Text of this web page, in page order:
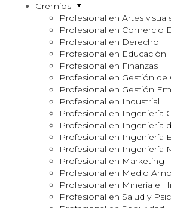
Gremios
Profesional en Artes
Profesional en Comercio
Profesional en Derecho
Profesional en Educación
Profesional en Finanzas
Profesional en Gestión de
Profesional en Gestión
Profesional en Industrial
Profesional en Ingeniería
Profesional en Ingeniería
Profesional en Ingeniería
Profesional en Ingeniería
Profesional en Marketing
Profesional en Medio
Profesional en Minería e
Profesional en Salud y